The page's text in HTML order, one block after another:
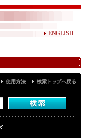
ENGLISH
使用方法 検索トップへ戻る